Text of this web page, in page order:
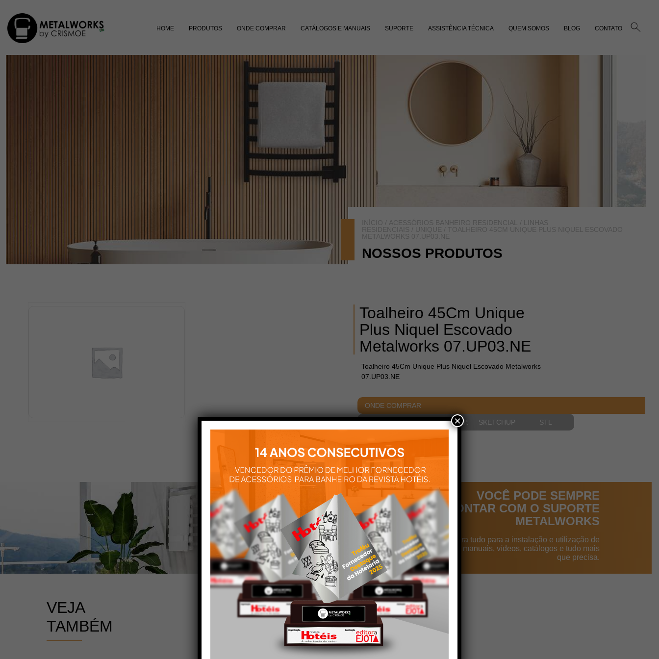
HOME PRODUTOS ONDE COMPRAR CATÁLOGOS E MANUAIS SUPORTE ASSISTÊNCIA TÉCNICA QUEM SOMOS BLOG CONTATO
INÍCIO / ACESSÓRIOS BANHEIRO RESIDENCIAL /
LINHAS
RESIDENCIAIS / UNIQUE / TOALHEIRO 45CM UNIQUE PLUS NIQUEL ESCOVADO
METALWORKS 07.UP03.NE
NOSSOS PRODUTOS
Toalheiro 45Cm Unique
Plus Niquel Escovado
Metalworks 07.UP03.NE
Toalheiro 45Cm Unique Plus Niquel Escovado Metalworks
07.UP03.NE
ONDE COMPRAR
ACABAMENTOS DIMENSIONAIS SKETCHUP STL
VOCÊ PODE SEMPRE
CONTAR COM O SUPORTE
METALWORKS
Aqui você encontra tudo para a instalação e utilização de
nossos produtos: manuais, vídeos, catálogos e tudo mais
que precisa.
VEJA
TAMBÉM
×